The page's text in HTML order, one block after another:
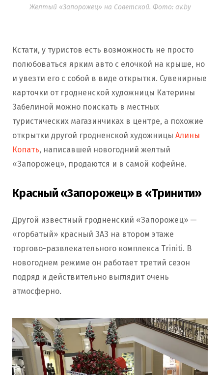
Желтый «Запорожец» на Советской. Фото: av.by
Кстати, у туристов есть возможность не просто
полюбоваться ярким авто с елочкой на крыше, но
и увезти его с собой в виде открытки. Сувенирные
карточки от гродненской художницы Катерины
Забелиной можно поискать в местных
туристических магазинчиках в центре, а похожие
открытки другой гродненской художницы Алины
Копать, написавшей новогодний желтый
«Запорожец», продаются и в самой кофейне.
Красный «Запорожец» в «Тринити»
Другой известный гродненский «Запорожец» —
«горбатый» красный ЗАЗ на втором этаже
торгово-развлекательного комплекса Triniti. В
новогоднем режиме он работает третий сезон
подряд и действительно выглядит очень
атмосферно.